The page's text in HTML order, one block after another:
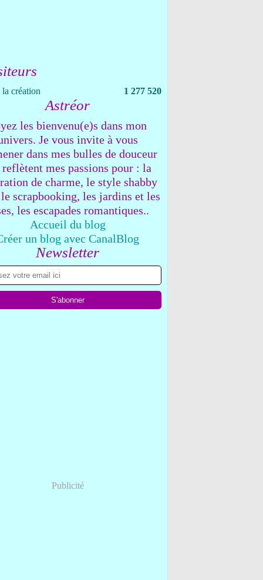
création 1 277 520
Astréor
les bienvenu(e)s dans mon
Je vous invite à vous
dans mes bulles de douceur
mes passions pour : la
de charme, le style shabby
scrapbooking, les jardins et les
les escapades romantiques..
Accueil du blog
un blog avec CanalBlog
Newsletter
Publicité